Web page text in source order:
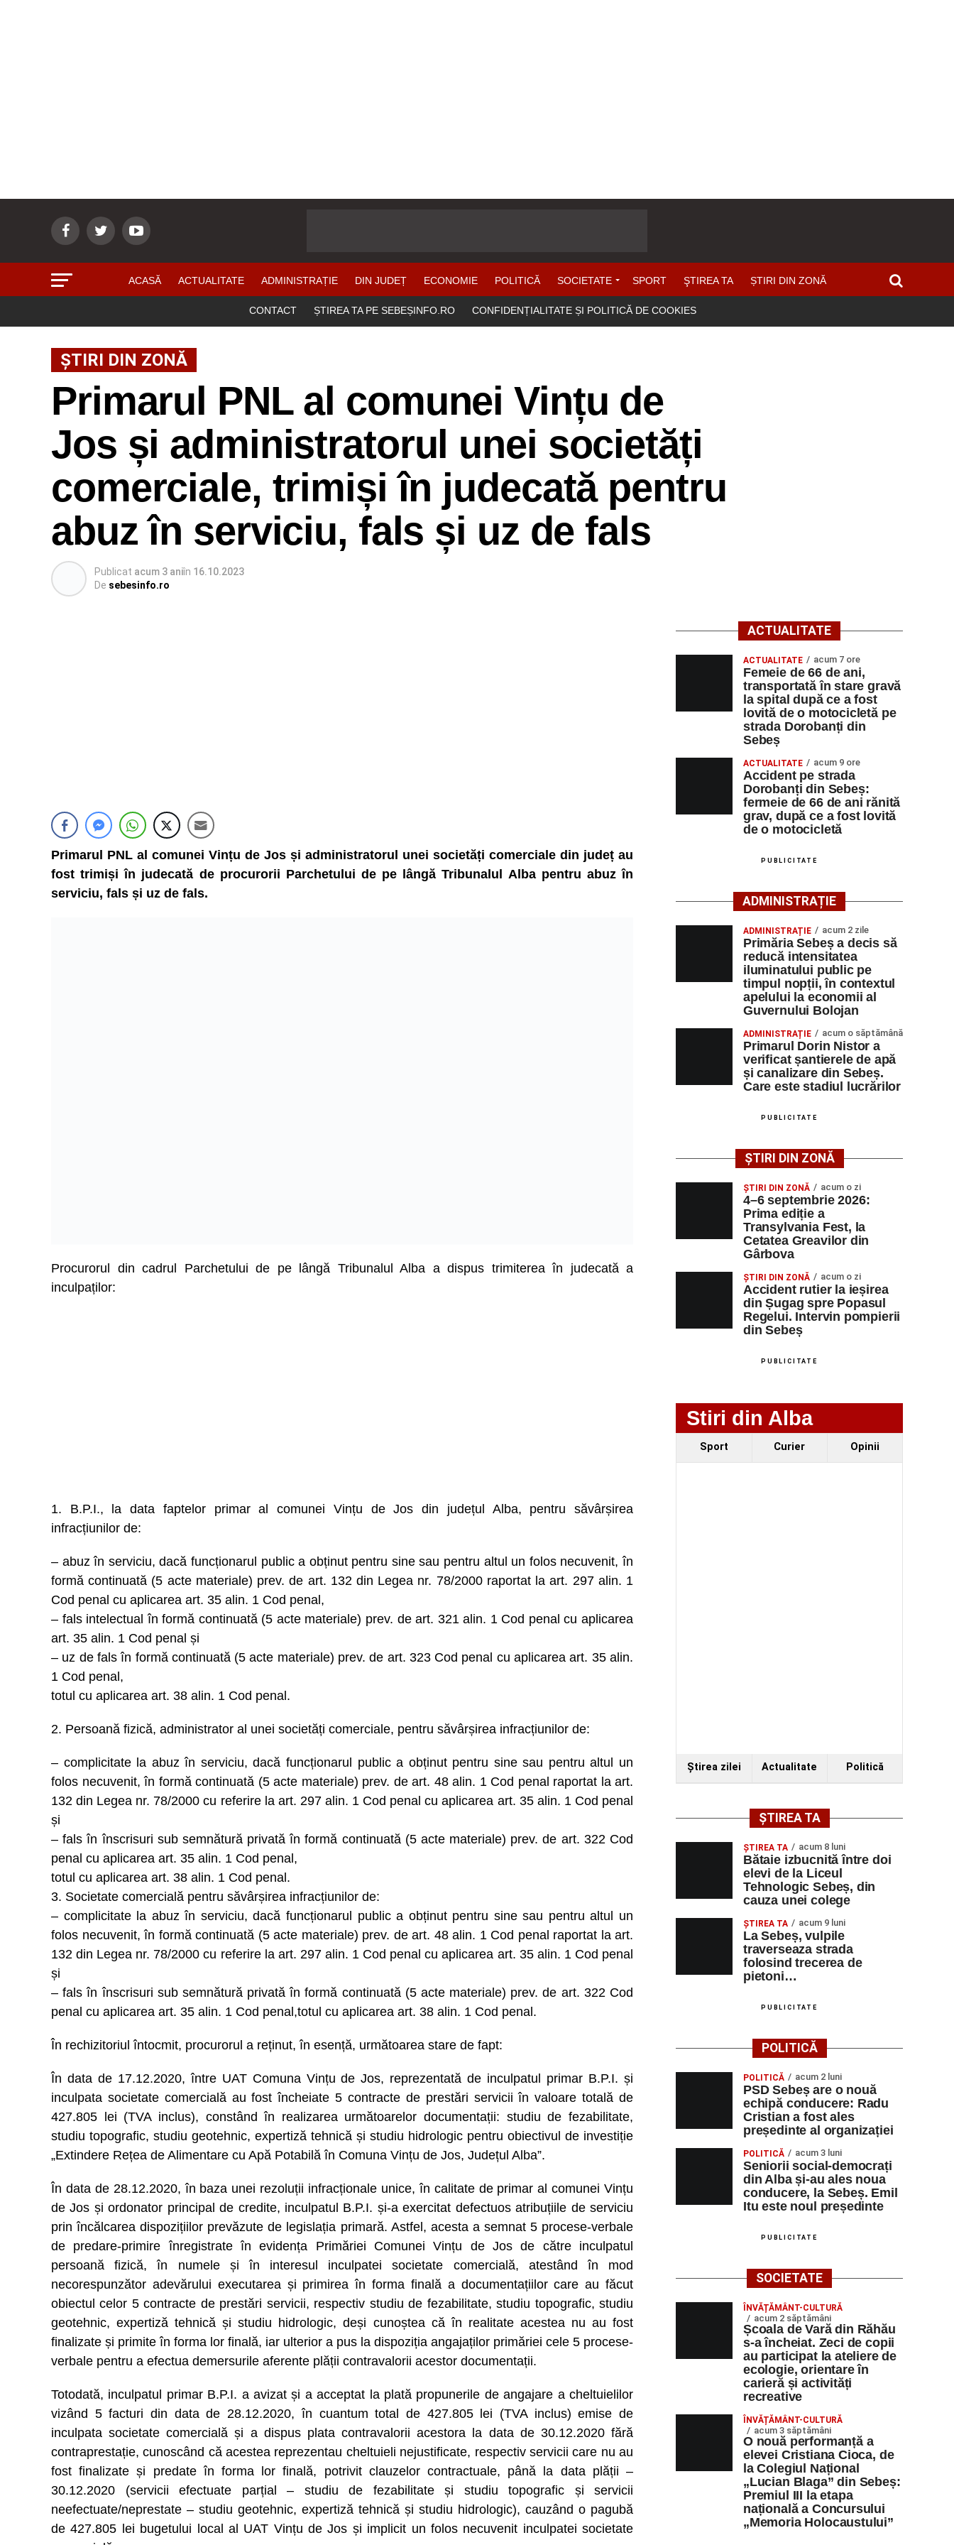
ACASĂ ACTUALITATE ADMINISTRAȚIE DIN JUDEȚ ECONOMIE POLITICĂ SOCIETATE SPORT ŞTIREA TA ȘTIRI DIN ZONĂ
CONTACT ȘTIREA TA PE SEBEȘINFO.RO CONFIDENȚIALITATE ȘI POLITICĂ DE COOKIES
ȘTIRI DIN ZONĂ
Primarul PNL al comunei Vințu de
Jos și administratorul unei societăți
comerciale, trimiși în judecată pentru
abuz în serviciu, fals și uz de fals
Publicat acum 3 aniîn 16.10.2023
De sebesinfo.ro
Primarul PNL al comunei Vințu de Jos și administratorul unei societăți comerciale din județ au
fost trimiși în judecată de procurorii Parchetului de pe lângă Tribunalul Alba pentru abuz în
serviciu, fals și uz de fals.
Procurorul din cadrul Parchetului de pe lângă Tribunalul Alba a dispus trimiterea în judecată a
inculpaților:
1. B.P.I., la data faptelor primar al comunei Vințu de Jos din județul Alba, pentru săvârșirea
infracțiunilor de:
– abuz în serviciu, dacă funcționarul public a obținut pentru sine sau pentru altul un folos necuvenit, în
formă continuată (5 acte materiale) prev. de art. 132 din Legea nr. 78/2000 raportat la art. 297 alin. 1
Cod penal cu aplicarea art. 35 alin. 1 Cod penal,
– fals intelectual în formă continuată (5 acte materiale) prev. de art. 321 alin. 1 Cod penal cu aplicarea
art. 35 alin. 1 Cod penal și
– uz de fals în formă continuată (5 acte materiale) prev. de art. 323 Cod penal cu aplicarea art. 35 alin.
1 Cod penal,
totul cu aplicarea art. 38 alin. 1 Cod penal.
2. Persoană fizică, administrator al unei societăți comerciale, pentru săvârșirea infracțiunilor de:
– complicitate la abuz în serviciu, dacă funcționarul public a obținut pentru sine sau pentru altul un
folos necuvenit, în formă continuată (5 acte materiale) prev. de art. 48 alin. 1 Cod penal raportat la art.
132 din Legea nr. 78/2000 cu referire la art. 297 alin. 1 Cod penal cu aplicarea art. 35 alin. 1 Cod penal
și
– fals în înscrisuri sub semnătură privată în formă continuată (5 acte materiale) prev. de art. 322 Cod
penal cu aplicarea art. 35 alin. 1 Cod penal,
totul cu aplicarea art. 38 alin. 1 Cod penal.
3. Societate comercială pentru săvârșirea infracțiunilor de:
– complicitate la abuz în serviciu, dacă funcționarul public a obținut pentru sine sau pentru altul un
folos necuvenit, în formă continuată (5 acte materiale) prev. de art. 48 alin. 1 Cod penal raportat la art.
132 din Legea nr. 78/2000 cu referire la art. 297 alin. 1 Cod penal cu aplicarea art. 35 alin. 1 Cod penal
și
– fals în înscrisuri sub semnătură privată în formă continuată (5 acte materiale) prev. de art. 322 Cod
penal cu aplicarea art. 35 alin. 1 Cod penal,totul cu aplicarea art. 38 alin. 1 Cod penal.
În rechizitoriul întocmit, procurorul a reținut, în esență, următoarea stare de fapt:
În data de 17.12.2020, între UAT Comuna Vințu de Jos, reprezentată de inculpatul primar B.P.I. și
inculpata societate comercială au fost încheiate 5 contracte de prestări servicii în valoare totală de
427.805 lei (TVA inclus), constând în realizarea următoarelor documentații: studiu de fezabilitate,
studiu topografic, studiu geotehnic, expertiză tehnică și studiu hidrologic pentru obiectivul de investiție
„Extindere Rețea de Alimentare cu Apă Potabilă în Comuna Vințu de Jos, Județul Alba”.
În data de 28.12.2020, în baza unei rezoluții infracționale unice, în calitate de primar al comunei Vințu
de Jos și ordonator principal de credite, inculpatul B.P.I. și-a exercitat defectuos atribuțiile de serviciu
prin încălcarea dispozițiilor prevăzute de legislația primară. Astfel, acesta a semnat 5 procese-verbale
de predare-primire înregistrate în evidența Primăriei Comunei Vințu de Jos de către inculpatul
persoană fizică, în numele și în interesul inculpatei societate comercială, atestând în mod
necorespunzător adevărului executarea și primirea în forma finală a documentațiilor care au făcut
obiectul celor 5 contracte de prestări servicii, respectiv studiu de fezabilitate, studiu topografic, studiu
geotehnic, expertiză tehnică și studiu hidrologic, deși cunoștea că în realitate acestea nu au fost
finalizate și primite în forma lor finală, iar ulterior a pus la dispoziția angajaților primăriei cele 5 procese-
verbale pentru a efectua demersurile aferente plății contravalorii acestor documentații.
Totodată, inculpatul primar B.P.I. a avizat și a acceptat la plată propunerile de angajare a cheltuielilor
vizând 5 facturi din data de 28.12.2020, în cuantum total de 427.805 lei (TVA inclus) emise de
inculpata societate comercială și a dispus plata contravalorii acestora la data de 30.12.2020 fără
contraprestație, cunoscând că acestea reprezentau cheltuieli nejustificate, respectiv servicii care nu au
fost finalizate și predate în forma lor finală, potrivit clauzelor contractuale, până la data plății –
30.12.2020 (servicii efectuate parțial – studiu de fezabilitate și studiu topografic și servicii
neefectuate/neprestate – studiu geotehnic, expertiză tehnică și studiu hidrologic), cauzând o pagubă
de 427.805 lei bugetului local al UAT Vințu de Jos și implicit un folos necuvenit inculpatei societate
ACTUALITATE
ACTUALITATE acum 7 ore
Femeie de 66 de ani,
transportată în stare gravă
la spital după ce a fost
lovită de o motocicletă pe
strada Dorobanți din
Sebeș
ACTUALITATE acum 9 ore
Accident pe strada
Dorobanți din Sebeș:
fermeie de 66 de ani rănită
grav, după ce a fost lovită
de o motocicletă
PUBLICITATE
ADMINISTRAȚIE
ADMINISTRAȚIE acum 2 zile
Primăria Sebeș a decis să
reducă intensitatea
iluminatului public pe
timpul nopții, în contextul
apelului la economii al
Guvernului Bolojan
ADMINISTRAȚIE acum o săptămână
Primarul Dorin Nistor a
verificat șantierele de apă
și canalizare din Sebeș.
Care este stadiul lucrărilor
PUBLICITATE
ȘTIRI DIN ZONĂ
ȘTIRI DIN ZONĂ acum o zi
4–6 septembrie 2026:
Prima ediție a
Transylvania Fest, la
Cetatea Greavilor din
Gârbova
ȘTIRI DIN ZONĂ acum o zi
Accident rutier la ieșirea
din Șugag spre Popasul
Regelui. Intervin pompierii
din Sebeș
PUBLICITATE
Stiri din Alba
Sport Curier Opinii
Ştirea zilei Actualitate Politică
ȘTIREA TA
ŞTIREA TA acum 8 luni
Bătaie izbucnită între doi
elevi de la Liceul
Tehnologic Sebeș, din
cauza unei colege
ŞTIREA TA acum 9 luni
La Sebeș, vulpile
traverseaza strada
folosind trecerea de
pietoni…
PUBLICITATE
POLITICĂ
POLITICĂ acum 2 luni
PSD Sebeș are o nouă
echipă conducere: Radu
Cristian a fost ales
președinte al organizației
POLITICĂ acum 3 luni
Seniorii social-democrați
din Alba și-au ales noua
conducere, la Sebeș. Emil
Itu este noul președinte
PUBLICITATE
SOCIETATE
ÎNVĂȚĂMÂNT-CULTURĂ
acum 2 săptămâni
Școala de Vară din Răhău
s-a încheiat. Zeci de copii
au participat la ateliere de
ecologie, orientare în
carieră și activități
recreative
ÎNVĂȚĂMÂNT-CULTURĂ
acum 3 săptămâni
O nouă performanță a
elevei Cristiana Cioca, de
la Colegiul Național
„Lucian Blaga” din Sebeș:
Premiul III la etapa
națională a Concursului
„Memoria Holocaustului”